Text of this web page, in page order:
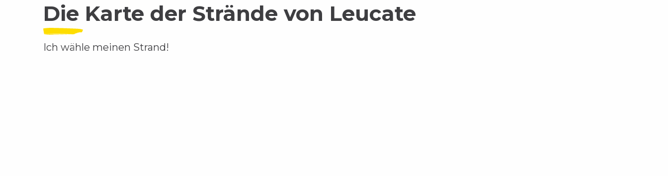
Die Karte der Strände von Leucate
Ich wähle meinen Strand!